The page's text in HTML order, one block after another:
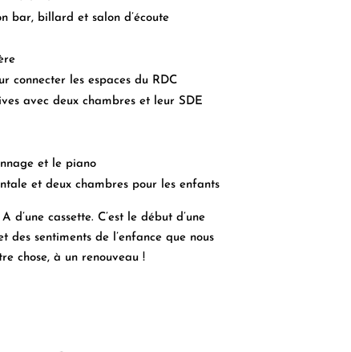
bar, billard et salon d’écoute
connecter les espaces du RDC
avec deux chambres et leur SDE
et le piano
et deux chambres pour les enfants
d’une cassette.C’est le début d’une
des sentiments de l’enfance que nous
chose,à un renouveau !